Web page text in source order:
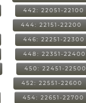
442: 22051-22100
444: 22151-22200
446: 22251-22300
448: 22351-22400
450: 22451-22500
452: 22551-22600
454: 22651-22700